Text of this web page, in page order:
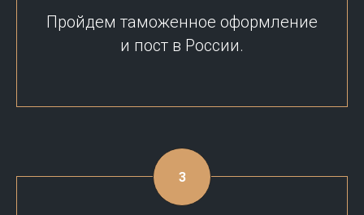
Пройдем таможенное оформление
и пост в России.